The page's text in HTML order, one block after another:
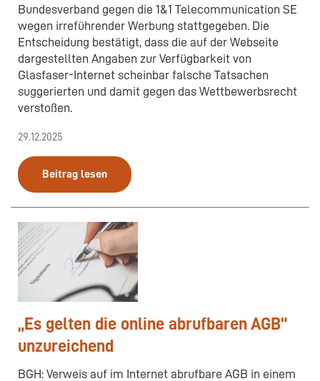
Bundesverband gegen die 1&1 Telecommunication SE
wegen irreführender Werbung stattgegeben. Die
Entscheidung bestätigt, dass die auf der Webseite
dargestellten Angaben zur Verfügbarkeit von
Glasfaser-Internet scheinbar falsche Tatsachen
suggerierten und damit gegen das Wettbewerbsrecht
verstoßen.
29.12.2025
Beitrag lesen
„Es gelten die online abrufbaren AGB“
unzureichend
BGH: Verweis auf im Internet abrufbare AGB in einem